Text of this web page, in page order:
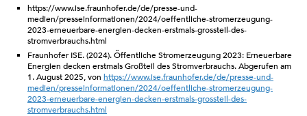
https://www.ise.fraunhofer.de/de/presse-und-
medien/presseinformationen/2024/oeffentliche-stromerzeugung-
2023-erneuerbare-energien-decken-erstmals-grossteil-des-
stromverbrauchs.html
Fraunhofer ISE. (2024). Öffentliche Stromerzeugung 2023: Erneuerbare
Energien decken erstmals Großteil des Stromverbrauchs. Abgerufen am
1. August 2025, von https://www.ise.fraunhofer.de/de/presse-und-
medien/presseinformationen/2024/oeffentliche-stromerzeugung-
2023-erneuerbare-energien-decken-erstmals-grossteil-des-
stromverbrauchs.html